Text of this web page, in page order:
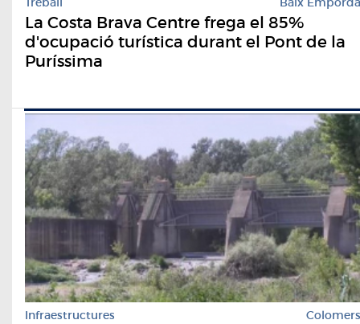
La Costa Brava Centre frega el 85%
d'ocupació turística durant el Pont de la
Puríssima
Infraestructures Colomers